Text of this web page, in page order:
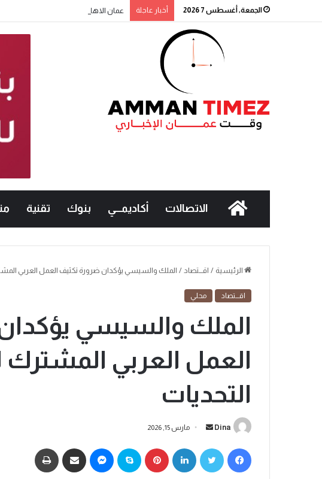
الجمعة, أغسطس 7 2026 أخبار عاجلة عمان الاهلية بطلة الجامعات الأردنية
الاتصالات أكاديمـــي بنوك تقنية
الرئيسية / اقـــتصاد / الملك والسيسي يؤكدان ضرورة تكثيف العمل العربي
اقـــتصاد محلي
الملك والسيسي
العمل العربي المشترك
التحديات
Dina مارس 15, 2026